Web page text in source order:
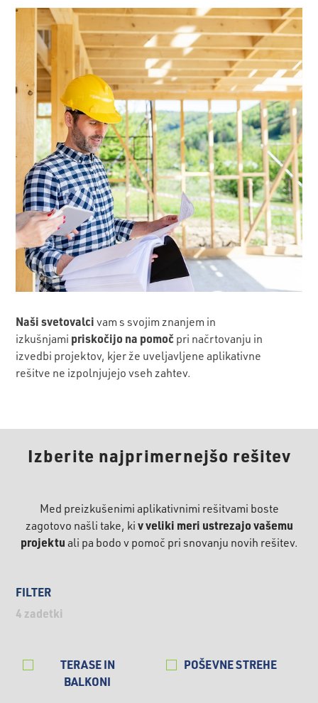
Naši svetovalcivam s svojim znanjem in
izkušnjami priskočijo na pomoč pri načrtovanju in
izvedbi projektov, kjer že uveljavljene aplikativne
rešitve ne izpolnjujejo vseh zahtev.
Izberite najprimernejšo rešitev
Med preizkušenimi aplikativnimi rešitvami boste
zagotovo našli take, ki v veliki meri ustrezajo vašemu
projektu ali pa bodo v pomoč pri snovanju novih rešitev.
FILTER
4 zadetki
TERASE IN
BALKONI
POŠEVNE STREHE